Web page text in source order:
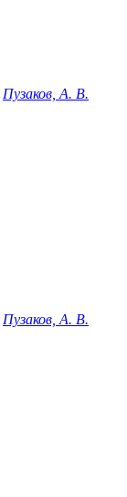
Пузаков, А. В.
Пузаков, А. В.